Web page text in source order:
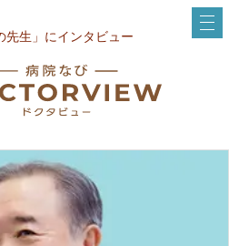
先生」にインタビュー